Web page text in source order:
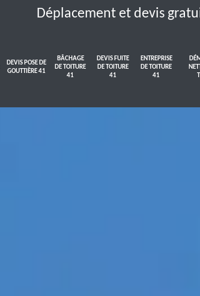
Déplacement et devis
DEVIS POSE DE
GOUTTIÈRE 41
BÂCHAGE
DE TOITURE
41
DEVIS FUITE
DE TOITURE
41
ENTREPRISE
DE TOITURE
41